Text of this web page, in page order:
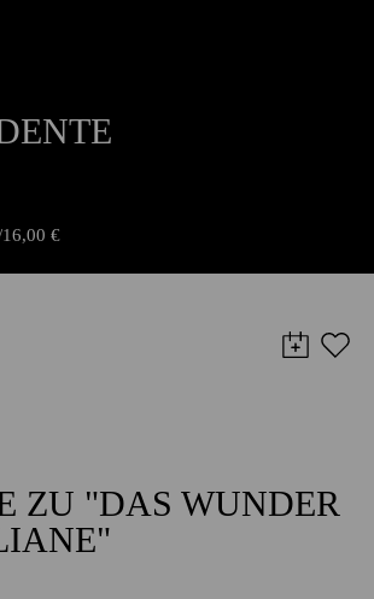
16,00 €
ZU "DAS WUNDER